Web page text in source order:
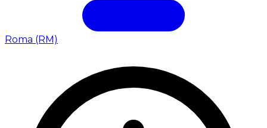
Roma (RM)